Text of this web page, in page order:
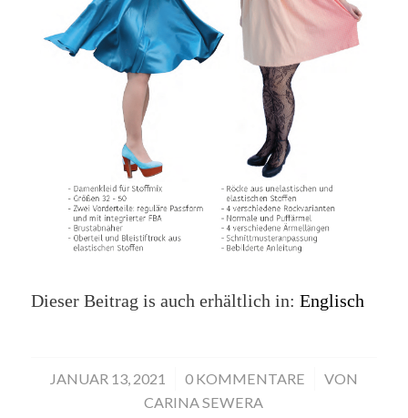
Dieser Beitrag is auch erhältlich in: Englisch
JANUAR 13, 2021
/ 0 KOMMENTARE
/
VON
CARINA SEWERA